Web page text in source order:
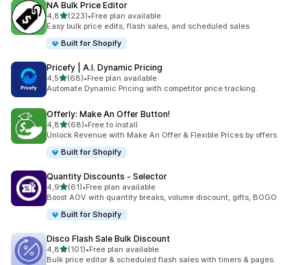
NA Bulk Price Editor
4,8de 5 estrelas
(223)
223 total de avaliações
•Free plan available
Easy bulk price edits, flash sales, and scheduled sales
Built for Shopify
Pricefy | A.I. Dynamic Pricing
4,5de 5 estrelas
(68)
68 total de avaliações
•Free plan available
Automate Dynamic Pricing with competitor price tracking.
Offerly: Make An Offer Button!
4,8de 5 estrelas
(68)
68 total de avaliações
•Free to install
Unlock Revenue with Make An Offer & Flexible Prices by offers
Built for Shopify
Quantity Discounts ‑ Selector
4,9de 5 estrelas
(61)
61 total de avaliações
•Free plan available
Boost AOV with quantity breaks, volume discount, gifts, BOGO
Built for Shopify
Disco Flash Sale Bulk Discount
4,8de 5 estrelas
(101)
101 total de avaliações
•Free plan available
Bulk price editor & scheduled flash sales with timers & pages.